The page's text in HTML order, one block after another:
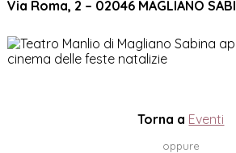
Via Roma, 2 – 02046 MAGLIANO
Torna a Eventi
oppure